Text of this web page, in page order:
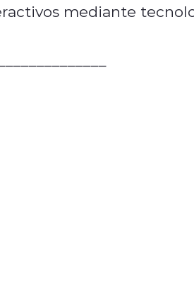
mediante